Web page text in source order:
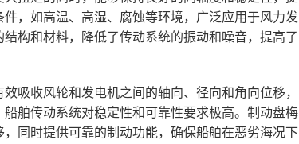
，如高温、高湿、腐蚀等环境，广泛应用于风力发
构和材料，降低了传动系统的振动和噪音，提高了
效吸收风轮和发电机之间的轴向、径向和角向位移，
舶传动系统对稳定性和可靠性要求极高。制动盘梅
同时提供可靠的制动功能，确保船舶在恶劣海况下